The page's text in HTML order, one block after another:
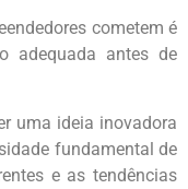
cometem é
adequada antes de
uma ideia inovadora
fundamental de
e as tendências